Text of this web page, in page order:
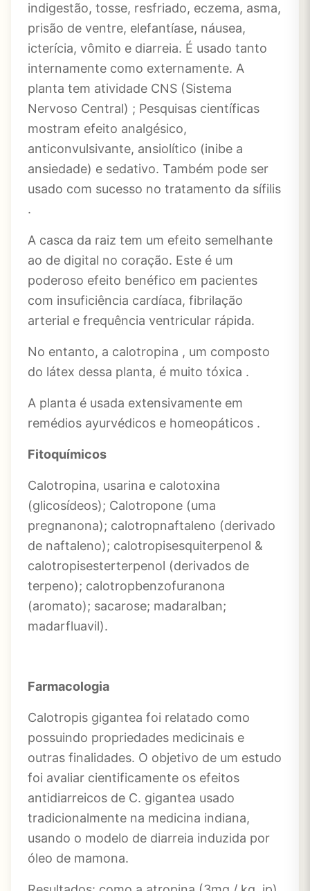
indigestão, tosse, resfriado, eczema, asma,
prisão de ventre, elefantíase, náusea,
icterícia, vômito e diarreia. É usado tanto
internamente como externamente. A
planta tem atividade CNS (Sistema
Nervoso Central) ; Pesquisas científicas
mostram efeito analgésico,
anticonvulsivante, ansiolítico (inibe a
ansiedade) e sedativo. Também pode ser
usado com sucesso no tratamento da sífilis
.
A casca da raiz tem um efeito semelhante
ao de digital no coração. Este é um
poderoso efeito benéfico em pacientes
com insuficiência cardíaca, fibrilação
arterial e frequência ventricular rápida.
No entanto, a calotropina , um composto
do látex dessa planta, é muito tóxica .
A planta é usada extensivamente em
remédios ayurvédicos e homeopáticos .
Fitoquímicos
Calotropina, usarina e calotoxina
(glicosídeos); Calotropone (uma
pregnanona); calotropnaftaleno (derivado
de naftaleno); calotropisesquiterpenol &
calotropisesterterpenol (derivados de
terpeno); calotropbenzofuranona
(aromato); sacarose; madaralban;
madarfluavil).
Farmacologia
Calotropis gigantea foi relatado como
possuindo propriedades medicinais e
outras finalidades. O objetivo de um estudo
foi avaliar cientificamente os efeitos
antidiarreicos de C. gigantea usado
tradicionalmente na medicina indiana,
usando o modelo de diarreia induzida por
óleo de mamona.